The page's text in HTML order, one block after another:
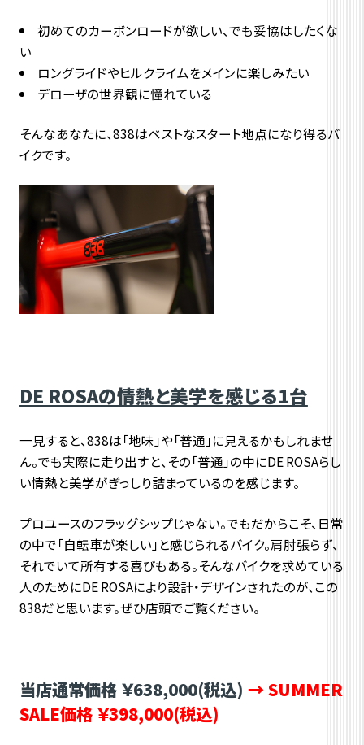
初めてのカーボンロードが欲しい、でも妥協はしたくな
い
ロングライドやヒルクライムをメインに楽しみたい
デローザの世界観に憧れている
そんなあなたに、838はベストなスタート地点になり得るバ
イクです。
DE ROSAの情熱と美学を感じる1台
一見すると、838は「地味」や「普通」に見えるかもしれませ
ん。でも実際に走り出すと、その「普通」の中にDE ROSAらし
い情熱と美学がぎっしり詰まっているのを感じます。
プロユースのフラッグシップじゃない。でもだからこそ、 日常
の中で「自転車が楽しい」と感じられるバイク。肩肘張らず、
それでいて所有する喜びもある。そんなバイクを求めている
人のためにDE ROSAにより設計・デザインされたのが、この
838だと思います。ぜひ店頭でご覧ください。
当店通常価格 ￥638,000(税込) → SUMMER
SALE価格 ￥398,000(税込)